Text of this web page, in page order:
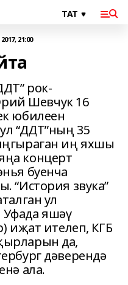
21:00
рок-
Шевчук 16
юбилеен
“ДДТ”ның 35
иң яхшы
концерт
буенча
“История звука”
ул
яшәү
иҗат ителеп, КГБ
да,
дәверендә
ала.